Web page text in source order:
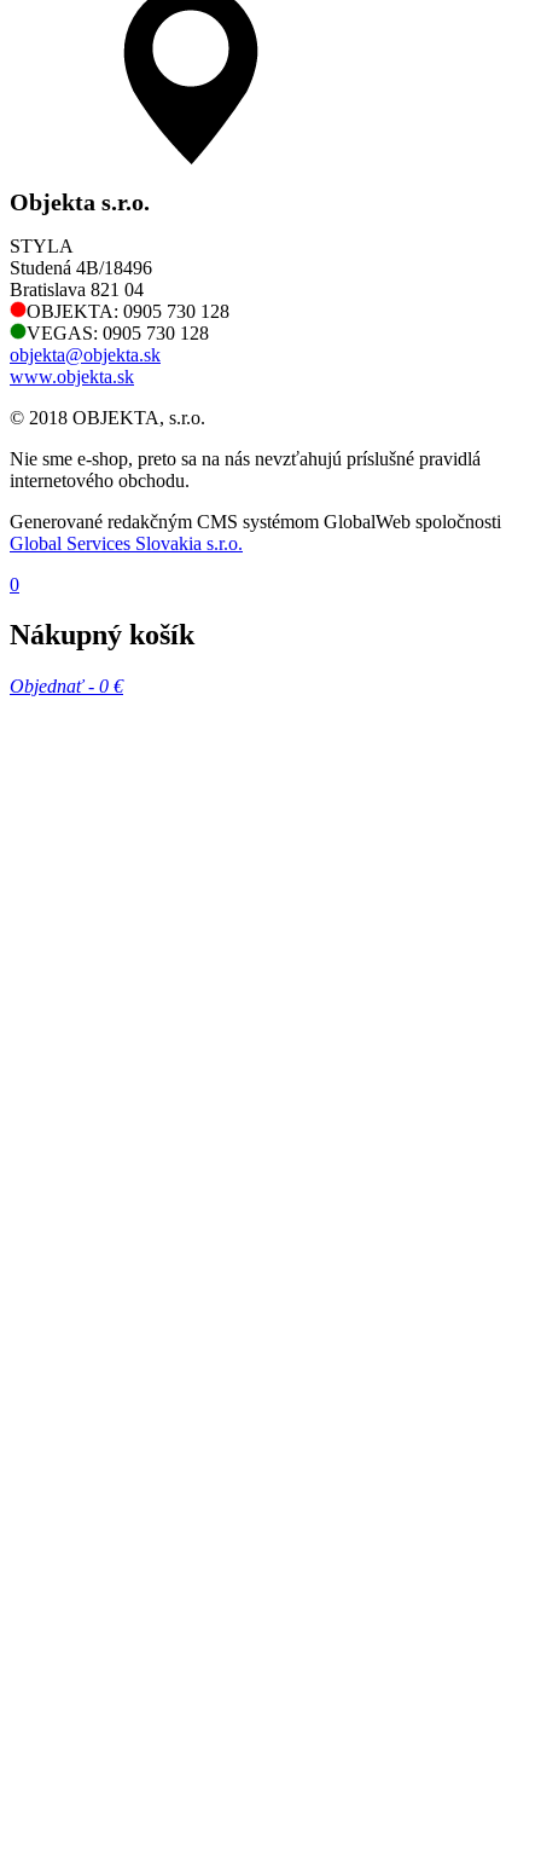
Objekta s.r.o.
STYLA
Studená 4B/18496
Bratislava 821 04
OBJEKTA: 0905 730 128
VEGAS: 0905 730 128
objekta@objekta.sk
www.objekta.sk
© 2018 OBJEKTA, s.r.o.
Nie sme e-shop, preto sa na nás nevzťahujú príslušné pravidlá
internetového obchodu.
Generované redakčným CMS systémom GlobalWeb spoločnosti
Global Services Slovakia s.r.o.
0
Nákupný košík
Objednať - 0 €